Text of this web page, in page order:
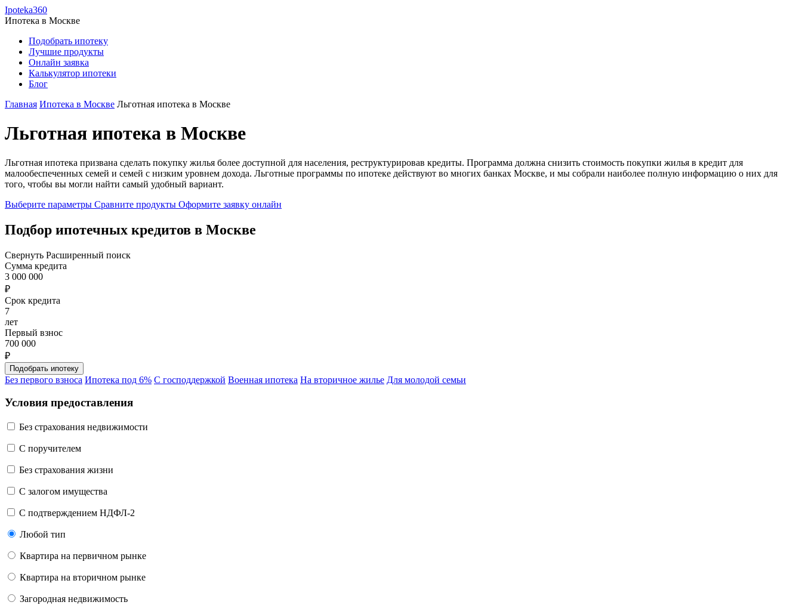
Ipoteka360
Ипотека в Москве
Подобрать ипотеку
Лучшие продукты
Онлайн заявка
Калькулятор ипотеки
Блог
Главная Ипотека в Москве Льготная ипотека в Москве
Льготная ипотека в Москве
Льготная ипотека призвана сделать покупку жилья более доступной для населения, реструктурировав кредиты. Программа должна снизить стоимость покупки жилья в кредит для
малообеспеченных семей и семей с низким уровнем дохода. Льготные программы по ипотеке действуют во многих банках Москве, и мы собрали наиболее полную информацию о них для
того, чтобы вы могли найти самый удобный вариант.
Выберите параметры Сравните продукты Оформите заявку онлайн
Подбор ипотечных кредитов в Москве
Свернуть Расширенный поиск
Сумма кредита
3 000 000
₽
Срок кредита
7
лет
Первый взнос
700 000
₽
Без первого взноса Ипотека под 6% С господдержкой Военная ипотека На вторичное жилье Для молодой семьи
Условия предоставления
Без страхования недвижимости
C поручителем
Без страхования жизни
С залогом имущества
С подтверждением НДФЛ-2
Любой тип
Квартира на первичном рынке
Квартира на вторичном рынке
Загородная недвижимость